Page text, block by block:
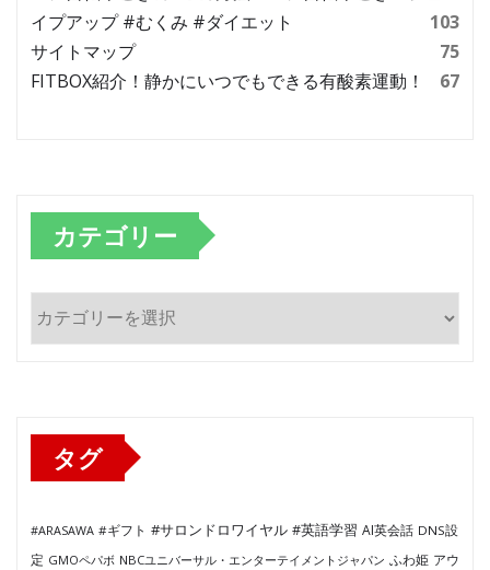
イプアップ #むくみ #ダイエット
103
サイトマップ
75
FITBOX紹介！静かにいつでもできる有酸素運動！
67
カテゴリー
カ
タグ
#ARASAWA #ギフト #サロンドロワイヤル #英語学習 AI英会話 DNS設
定 GMOペパボ NBCユニバーサル・エンターテイメントジャパン ふわ姫 アウ